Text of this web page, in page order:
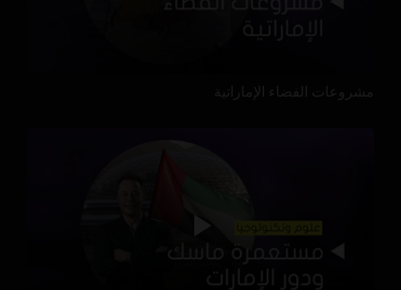
مشروعات الفضاء الإماراتية